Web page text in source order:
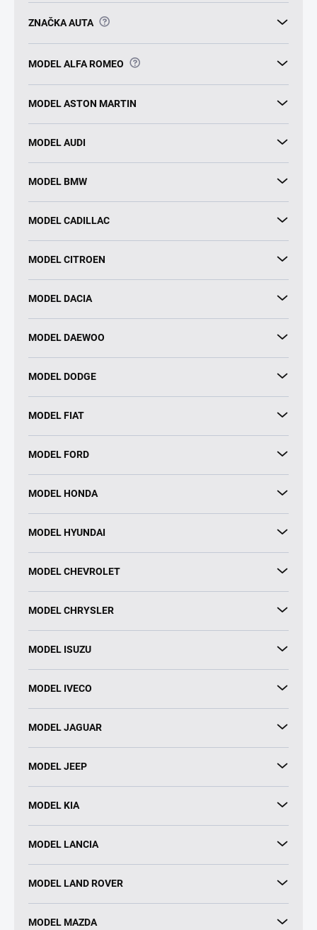
ZNAČKA AUTA ?
MODEL ALFA ROMEO ?
MODEL ASTON MARTIN
MODEL AUDI
MODEL BMW
MODEL CADILLAC
MODEL CITROEN
MODEL DACIA
MODEL DAEWOO
MODEL DODGE
MODEL FIAT
MODEL FORD
MODEL HONDA
MODEL HYUNDAI
MODEL CHEVROLET
MODEL CHRYSLER
MODEL ISUZU
MODEL IVECO
MODEL JAGUAR
MODEL JEEP
MODEL KIA
MODEL LANCIA
MODEL LAND ROVER
MODEL MAZDA